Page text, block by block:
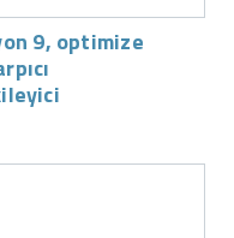
9, optimize